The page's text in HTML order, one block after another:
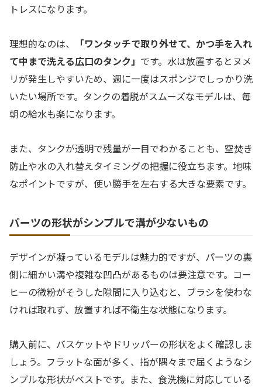
トレスになります。
理想的なのは、
「ワンタッチで取り外せて、かつ手を入れ
て中まで洗える広口のタンク」 です。水は放置するとヌメ
リが発生しやすいため、週に一度はスポンジでしっかり洗
いたい場所です。タンクの着脱がスムーズなモデルは、毎
朝の給水も楽になります。
また、タンクが透明で残量が一目でわかることも、空焚き
防止や水の入れ替えタイミングの把握に役立ちます。地味
なポイントですが、使い勝手を左右する大きな要素です。
パーツの形状がシンプルで溝が少ないもの
デザインが凝っているモデルは魅力的ですが、パーツの裏
側に細かい溝や複雑な凹凸があるものは要注意です。コー
ヒーの微粉がそうした隙間に入り込むと、ブラシを使わな
ければ取れず、放置すれば不衛生な状態になります。
購入前に、バスケットやドリッパーの形状をよく確認しま
しょう。フラットな面が多く、指が隅々まで届くようなシ
ンプルな形状がベストです。また、食洗機に対応している